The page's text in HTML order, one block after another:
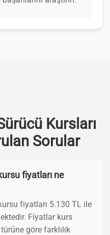
Kursları
Sorular
fiyatları ne
fiyatları 5.130 TL ile
Fiyatlar kurs
göre farklılık